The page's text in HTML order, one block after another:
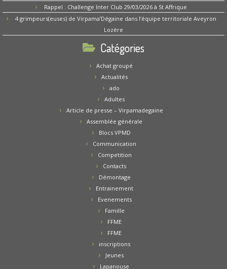
Rappel : Challenge Inter Club 29/03/2026 à St Affrique
4 grimpeurs(euses) de Virpama’Dégaine dans l’équipe territoriale Aveyron
Lozère
Catégories
Achat groupé
Actualités
ado
Adultes
Article de presse – Virpamadegaine
Assemblée générale
Blocs VPMD
Communication
Competition
Contacts
Démontage
Entrainement
Evenements
Famille
FFME
FFME
inscriptions
Jeunes
Lapanouse